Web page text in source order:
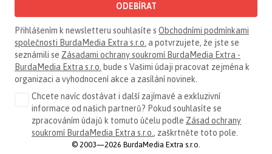
ODEBÍRAT
Přihlášením k newsletteru souhlasíte s Obchodními podmínkami
společnosti BurdaMedia Extra s.r.o. a potvrzujete, že jste se
seznámili se Zásadami ochrany soukromí BurdaMedia Extra -
BurdaMedia Extra s.r.o. bude s Vašimi údaji pracovat zejména k
organizaci a vyhodnocení akce a zasílání novinek.
Chcete navíc dostávat i další zajímavé a exkluzivní
informace od našich partnerů? Pokud souhlasíte se
zpracováním údajů k tomuto účelu podle Zásad ochrany
soukromí BurdaMedia Extra s.r.o. , zaškrtněte toto pole.
© 2003—2026 BurdaMedia Extra s.r.o.